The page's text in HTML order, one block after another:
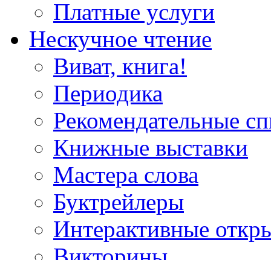
Платные услуги
Нескучное чтение
Виват, книга!
Периодика
Рекомендательные
Книжные выставки
Мастера слова
Буктрейлеры
Интерактивные